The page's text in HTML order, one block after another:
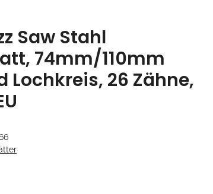
Saw Stahl
74mm/110mm
Lochkreis, 26 Zähne,